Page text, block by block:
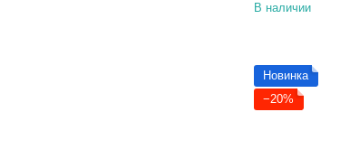
В наличии
Новинка
−20%